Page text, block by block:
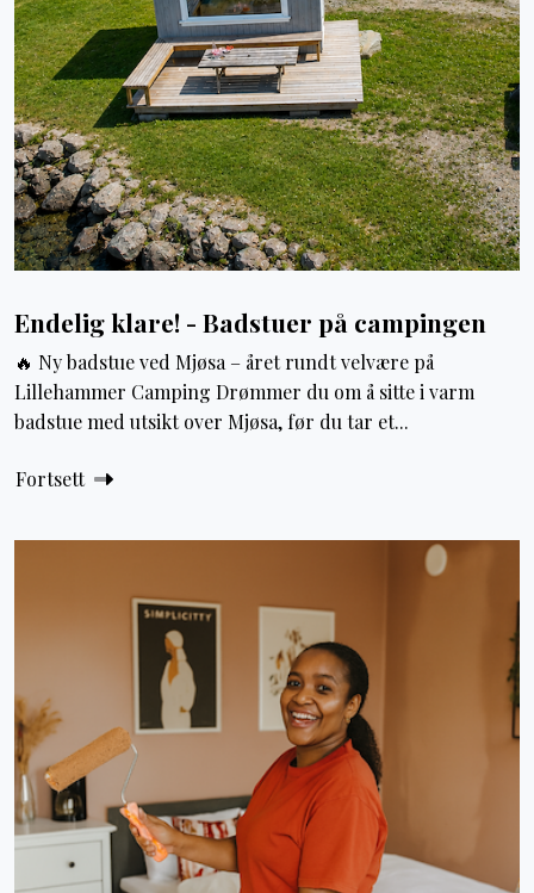
Endelig klare! - Badstuer på campingen
🔥 Ny badstue ved Mjøsa – året rundt velvære på
Lillehammer Camping Drømmer du om å sitte i varm
badstue med utsikt over Mjøsa, før du tar et...
Fortsett